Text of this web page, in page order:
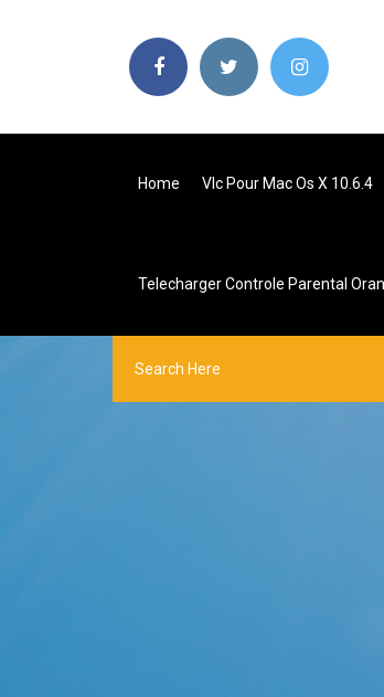
Home Vlc Pour Mac Os X 10.6.4
Telecharger Controle Parental